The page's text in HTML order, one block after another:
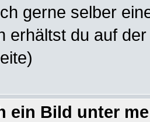
gerne selber
erhältst du auf
ein Bild unter